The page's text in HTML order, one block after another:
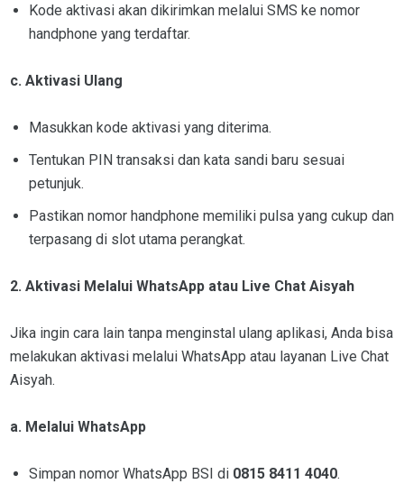
Kode aktivasi akan dikirimkan melalui SMS ke nomor
handphone yang terdaftar.
c. Aktivasi Ulang
Masukkan kode aktivasi yang diterima.
Tentukan PIN transaksi dan kata sandi baru sesuai
petunjuk.
Pastikan nomor handphone memiliki pulsa yang cukup dan
terpasang di slot utama perangkat.
2. Aktivasi Melalui WhatsApp atau Live Chat Aisyah
Jika ingin cara lain tanpa menginstal ulang aplikasi, Anda bisa
melakukan aktivasi melalui WhatsApp atau layanan Live Chat
Aisyah.
a. Melalui WhatsApp
Simpan nomor WhatsApp BSI di 0815 8411 4040.